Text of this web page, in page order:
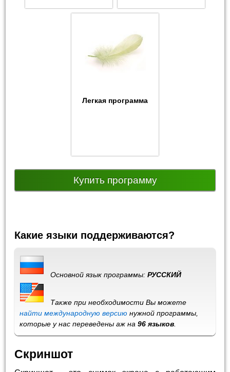
Легкая программа
Купить программу
Какие языки поддерживаются?
Основной язык программы:РУССКИЙ
Также при необходимости Вы можете
найти международную версию нужной программы,
которые у нас переведены аж на96 языков
Скриншот